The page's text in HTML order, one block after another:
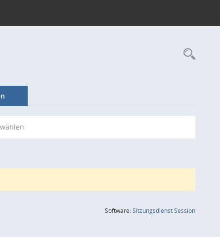
Software:SitzungsdienstSession(Wird in